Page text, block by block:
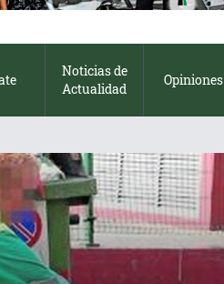
Noticias de
Actualidad
Opiniones